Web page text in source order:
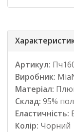
Артикул:
Виробник:
Матеріал:
Склад: 95%
Еластичність:
Колір: Чорний